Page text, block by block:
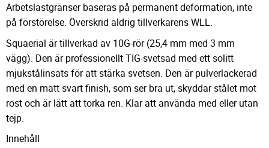
Arbetslastgränser baseras på permanent deformation, inte
på förstörelse. Överskrid aldrig tillverkarens WLL.
Squaerial är tillverkad av 10G-rör (25,4 mm med 3 mm
vägg). Den är professionellt TIG-svetsad med ett solitt
mjukstålinsats för att stärka svetsen. Den är pulverlackerad
med en matt svart finish, som ser bra ut, skyddar stålet mot
rost och är lätt att torka ren. Klar att använda med eller utan
tejp.
Innehåll